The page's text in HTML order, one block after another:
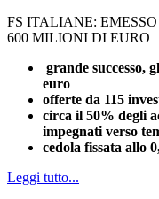
FS ITALIANE:
600 MILIONI DI EURO
grande successo,
euro
offerte da 115
circa il 50% degli
impegnati verso
cedola fissata allo
Leggi tutto...